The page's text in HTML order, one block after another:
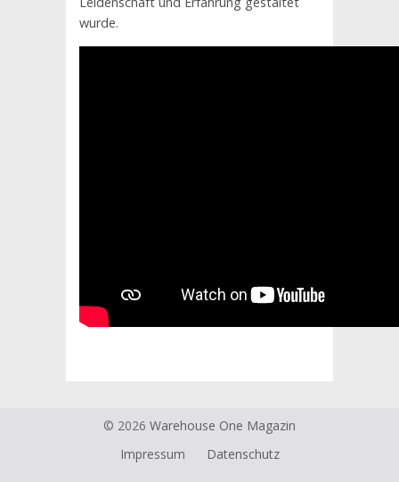
wurde.
© 2026 Warehouse One Magazin
Impressum
Datenschutz